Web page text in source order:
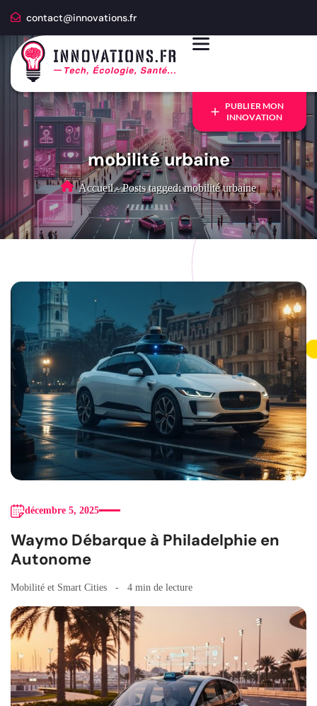
contact@innovations.fr
PUBLIER MON
INNOVATION
mobilité urbaine
Accueil - Posts tagged: mobilité urbaine
décembre 5, 2025
Waymo Débarque à Philadelphie en
Autonome
Mobilité et Smart Cities 4 min de lecture